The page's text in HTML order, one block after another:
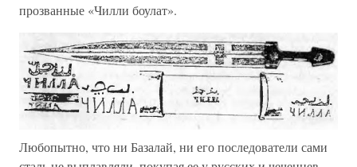
прозванные «Чилли боулат».
Любопытно, что ни Базалай, ни его последователи сами